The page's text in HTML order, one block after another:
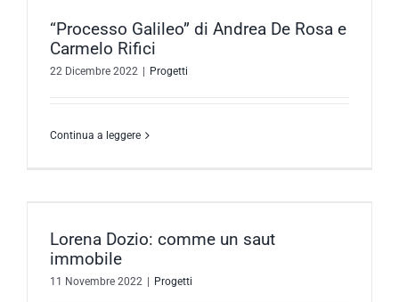
“Processo Galileo” di Andrea De Rosa e
Carmelo Rifici
22 Dicembre 2022 | Progetti
Continua a leggere
Lorena Dozio: comme un saut
immobile
11 Novembre 2022 | Progetti